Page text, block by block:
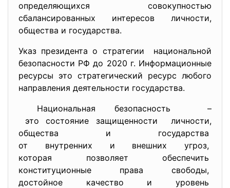
определяющихся совокупностью
сбалансированных интересов личности,
общества и государства.
Указ президента о стратегии национальной
безопасности РФ до 2020 г. Информационные
ресурсы это стратегический ресурс любого
направления деятельности государства.
Национальная безопасность –
это состояние защищенности личности,
общества и государства
от внутренних и внешних угроз,
которая позволяет обеспечить
конституционные права свободы,
достойное качество и уровень